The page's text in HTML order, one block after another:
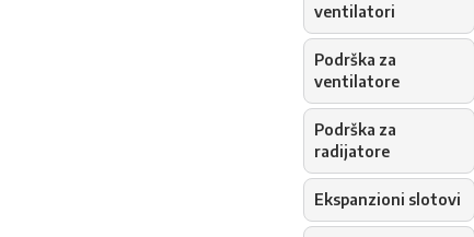
ventilatori
Podrška za
ventilatore
Podrška za
radijatore
Ekspanzioni slotovi